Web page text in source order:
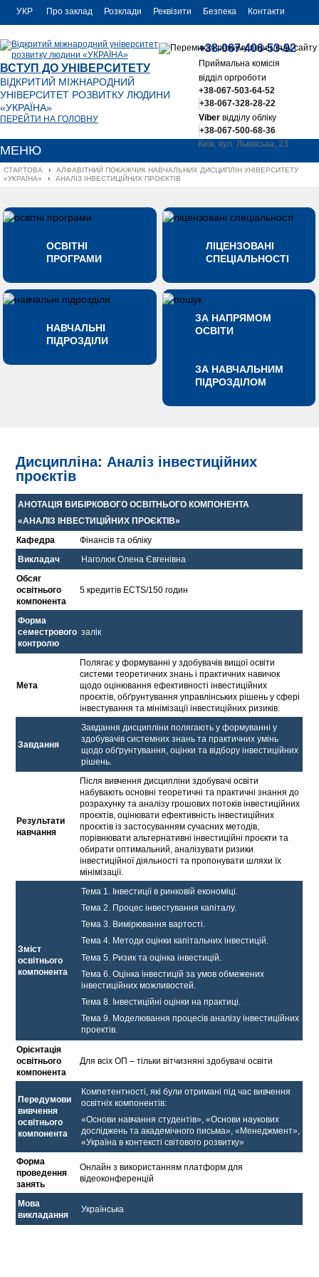
УКР
ENG
Про заклад Розклади Реквізити Безпека Контакти
ВСТУП ДО УНІВЕРСИТЕТУ
ВІДКРИТИЙ МІЖНАРОДНИЙ
УНІВЕРСИТЕТ РОЗВИТКУ ЛЮДИНИ
«УКРАЇНА»
ПЕРЕЙТИ НА ГОЛОВНУ
+38-067-406-53-92
Приймальна комісія
відділ оргроботи
+38-067-503-64-52
+38-067-328-28-22
Viberвідділу обліку
+38-067-500-68-36
Київ, вул. Львівська, 23
МЕНЮ
СТАРТОВА ›
АЛФАВІТНИЙ ПОКАЖЧИК НАВЧАЛЬНИХ ДИСЦИПЛІН УНІВЕРСИТЕТУ
«УКРАЇНА»
› АНАЛІЗ ІНВЕСТИЦІЙНИХ ПРОЄКТІВ
ОСВІТНІ
ПРОГРАМИ
ЛІЦЕНЗОВАНІ
СПЕЦІАЛЬНОСТІ
НАВЧАЛЬНІ
ПІДРОЗДІЛИ
ЗА НАПРЯМОМ
ОСВІТИ
ЗА НАВЧАЛЬНИМ
ПІДРОЗДІЛОМ
Дисципліна: Аналіз інвестиційних
проєктів
АНОТАЦІЯ ВИБІРКОВОГО ОСВІТНЬОГО КОМПОНЕНТА
«АНАЛІЗ ІНВЕСТИЦІЙНИХ ПРОЄКТІВ»
Кафедра
Фінансів та обліку
Викладач
Наголюк Олена Євгенівна
Обсяг
освітнього
компонента
5 кредитів ECTS/150 годин
Форма
семестрового
контролю
залік
Мета
Полягає у формуванні у здобувачів вищої освіти
системи теоретичних знань і практичних навичок
щодо оцінювання ефективності інвестиційних
проєктів, обґрунтування управлінських рішень у сфері
інвестування та мінімізації інвестиційних ризиків.
Завдання
Завдання дисципліни полягають у формуванні у
здобувачів системних знань та практичних умінь
щодо обґрунтування, оцінки та відбору інвестиційних
рішень.
Результати
навчання
Після вивчення дисципліни здобувачі освіти
набувають основні теоретичні та практичні знання до
розрахунку та аналізу грошових потоків інвестиційних
проєктів, оцінювати ефективність інвестиційних
проєктів із застосуванням сучасних методів,
порівнювати альтернативні інвестиційні проєкти та
обирати оптимальний, аналізувати ризики
інвестиційної діяльності та пропонувати шляхи їх
мінімізації.
Зміст
освітнього
компонента
Тема 1. Інвестиції в ринковій економіці.
Тема 2. Процес інвестування капіталу.
Тема 3. Вимірювання вартості.
Тема 4. Методи оцінки капітальних інвестицій.
Тема 5. Ризик та оцінка інвестицій.
Тема 6. Оцінка інвестицій за умов обмежених
інвестиційних можливостей.
Тема 8. Інвестиційні оцінки на практиці.
Тема 9. Моделювання процесів аналізу інвестиційних
проектів.
Орієнтація
освітнього
компонента
Для всіх ОП – тільки вітчизняні здобувачі освіти
Передумови
вивчення
освітнього
компонента
Компетентності, які були отримані під час вивчення
освітніх компонентів:
«Основи навчання студентів», «Основи наукових
досліджень та академічного письма», «Менеджмент»,
«Україна в контексті світового розвитку»
Форма
проведення
занять
Онлайн з використанням платформ для
відеоконференцій
Мова
викладання
Українська